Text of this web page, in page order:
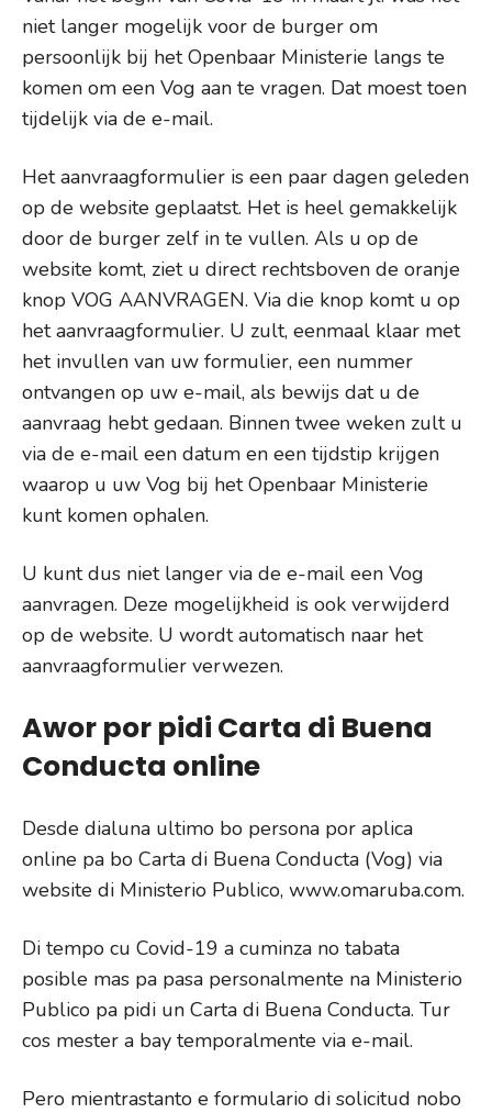
niet langer mogelijk voor de burger om
persoonlijk bij het Openbaar Ministerie langs te
komen om een Vog aan te vragen. Dat moest toen
tijdelijk via de e-mail.
Het aanvraagformulier is een paar dagen geleden
op de website geplaatst. Het is heel gemakkelijk
door de burger zelf in te vullen. Als u op de
website komt, ziet u direct rechtsboven de oranje
knop VOG AANVRAGEN. Via die knop komt u op
het aanvraagformulier. U zult, eenmaal klaar met
het invullen van uw formulier, een nummer
ontvangen op uw e-mail, als bewijs dat u de
aanvraag hebt gedaan. Binnen twee weken zult u
via de e-mail een datum en een tijdstip krijgen
waarop u uw Vog bij het Openbaar Ministerie
kunt komen ophalen.
U kunt dus niet langer via de e-mail een Vog
aanvragen. Deze mogelijkheid is ook verwijderd
op de website. U wordt automatisch naar het
aanvraagformulier verwezen.
Awor por pidi Carta di Buena
Conducta online
Desde dialuna ultimo bo persona por aplica
online pa bo Carta di Buena Conducta (Vog) via
website di Ministerio Publico, www.omaruba.com.
Di tempo cu Covid-19 a cuminza no tabata
posible mas pa pasa personalmente na Ministerio
Publico pa pidi un Carta di Buena Conducta. Tur
cos mester a bay temporalmente via e-mail.
Pero mientrastanto e formulario di solicitud nobo